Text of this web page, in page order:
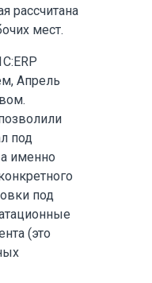
рассчитана
мест.
Апрель
под
именно
под
(это